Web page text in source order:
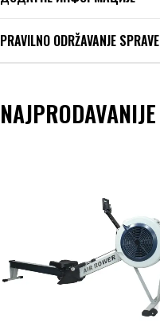
PRAVILNO ODRŽAVANJE SPRAVE
NAJPRODAVANIJE